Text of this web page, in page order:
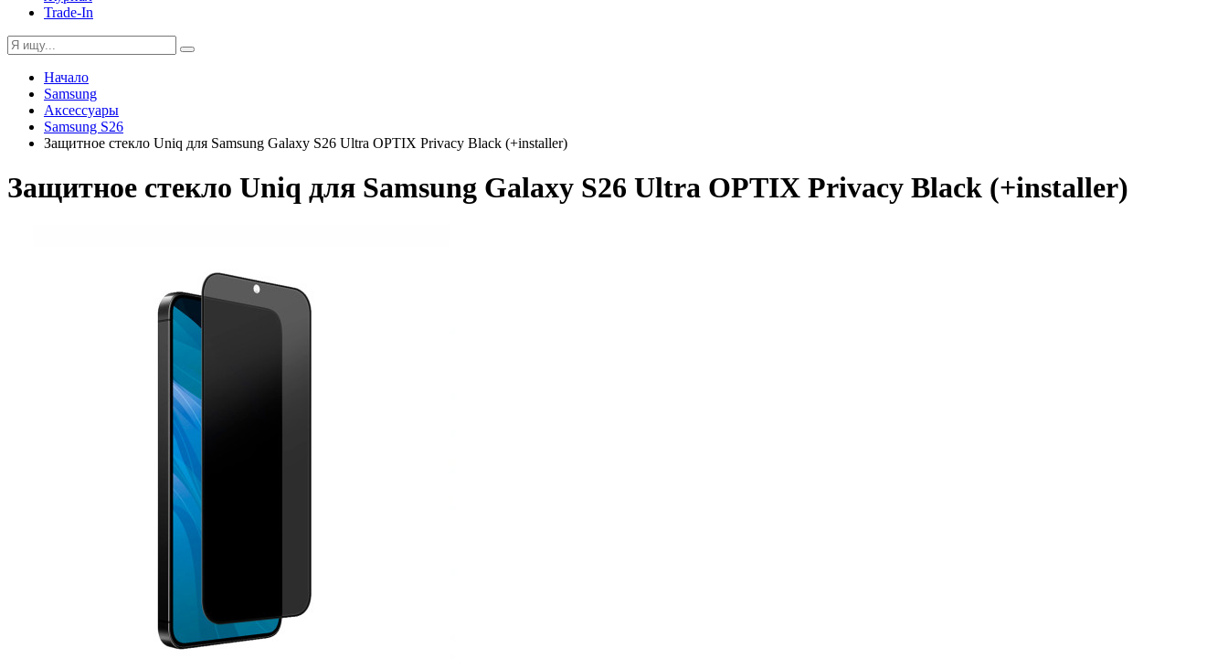
Trade-In
Начало
Samsung
Аксессуары
Samsung S26
Защитное стекло Uniq для Samsung Galaxy S26 Ultra OPTIX Privacy Black (+installer)
Защитное стекло Uniq для Samsung Galaxy S26 Ultra OPTIX Privacy Black (+installer)